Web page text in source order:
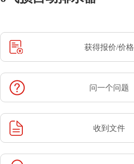
获得报价/价格
问一个问题
收到文件